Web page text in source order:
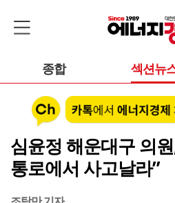
종합 섹션뉴
심윤정 해운대구 의
통로에서 사고날라”